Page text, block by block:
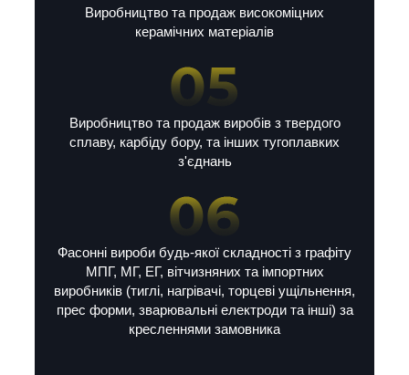
Виробництво та продаж високоміцних
керамічних матеріалів
Виробництво та продаж виробів з твердого
сплаву, карбіду бору, та інших тугоплавких
з'єднань
Фасонні вироби будь-якої складності з графіту
МПГ, МГ, ЕГ, вітчизняних та імпортних
виробників (тиглі, нагрівачі, торцеві ущільнення,
прес форми, зварювальні електроди та інші) за
кресленнями замовника